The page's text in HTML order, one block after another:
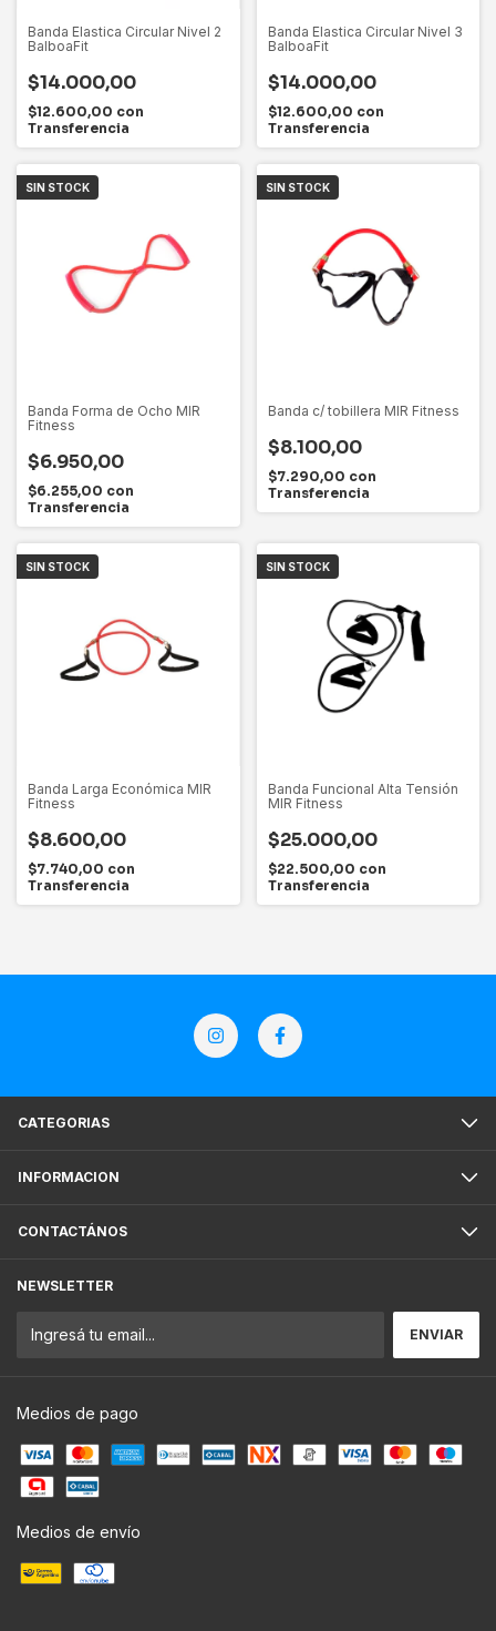
Banda Elastica Circular Nivel 2
BalboaFit
$14.000,00
$12.600,00 con
Transferencia
Banda Elastica Circular Nivel 3
BalboaFit
$14.000,00
$12.600,00 con
Transferencia
SIN STOCK
Banda Forma de Ocho MIR
Fitness
$6.950,00
$6.255,00 con
Transferencia
SIN STOCK
Banda c/ tobillera MIR Fitness
$8.100,00
$7.290,00 con
Transferencia
SIN STOCK
Banda Larga Económica MIR
Fitness
$8.600,00
$7.740,00 con
Transferencia
SIN STOCK
Banda Funcional Alta Tensión
MIR Fitness
$25.000,00
$22.500,00 con
Transferencia
CATEGORIAS
INFORMACION
CONTACTÁNOS
NEWSLETTER
Medios de pago
Medios de envío